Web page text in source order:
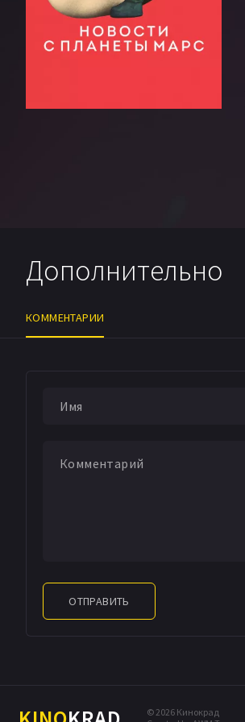
Дополнительно
КОММЕНТАРИИ
ОТПРАВИТЬ
© 2026 Кинокрад